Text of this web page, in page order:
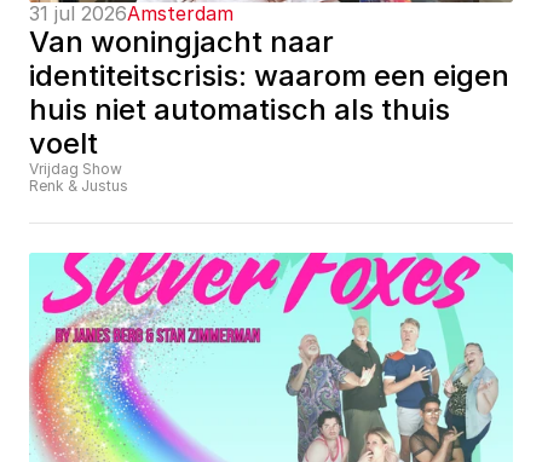
31 jul 2026Amsterdam
Van woningjacht naar
identiteitscrisis: waarom een eigen
huis niet automatisch als thuis
voelt
Vrijdag Show
Renk & Justus